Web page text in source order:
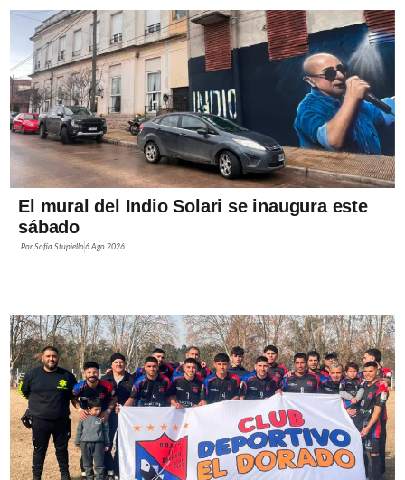
El mural del Indio Solari se inaugura este
sábado
PorSofía Stupiello6 Ago 2026